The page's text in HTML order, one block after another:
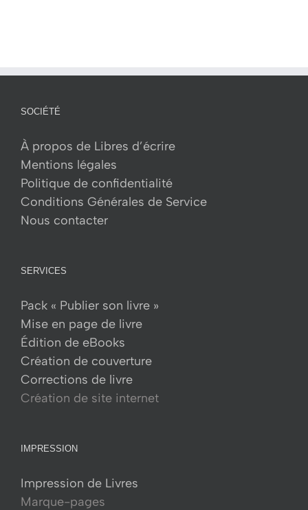
SOCIÉTÉ
À propos de Libres d’écrire
Mentions légales
Politique de confidentialité
Conditions Générales de Service
Nous contacter
SERVICES
Pack « Publier son livre »
Mise en page de livre
Édition de eBooks
Création de couverture
Corrections de livre
Création de site internet
IMPRESSION
Impression de Livres
Marque-pages